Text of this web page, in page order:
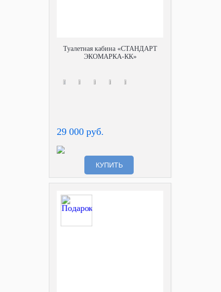
Туалетная кабина «СТАНДАРТ
ЭКОМАРКА-КК»
29 000 руб.
КУПИТЬ